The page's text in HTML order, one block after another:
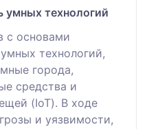
умных технологий
с основами
технологий,
города,
средства и
(IoT). В ходе
и уязвимости,